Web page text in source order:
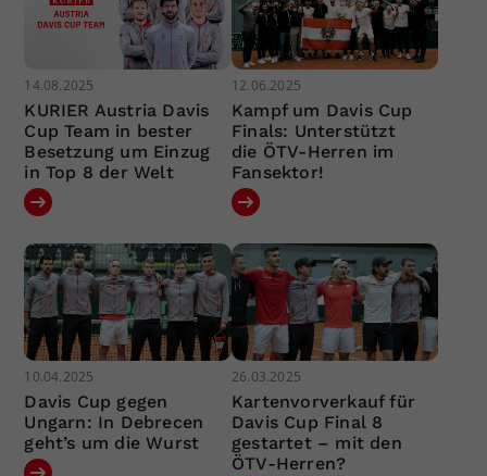
14.08.2025
KURIER Austria Davis
Cup Team in bester
Besetzung um Einzug
in Top 8 der Welt
12.06.2025
Kampf um Davis Cup
Finals: Unterstützt
die ÖTV-Herren im
Fansektor!
10.04.2025
Davis Cup gegen
Ungarn: In Debrecen
geht’s um die Wurst
26.03.2025
Kartenvorverkauf für
Davis Cup Final 8
gestartet – mit den
ÖTV-Herren?